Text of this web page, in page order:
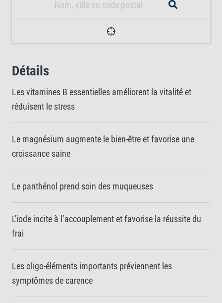
Détails
Les vitamines B essentielles améliorent la vitalité et
réduisent le stress
Le magnésium augmente le bien-être et favorise une
croissance saine
Le panthénol prend soin des muqueuses
L'iode incite à l’accouplement et favorise la réussite du
frai
Les oligo-éléments importants préviennent les
symptômes de carence